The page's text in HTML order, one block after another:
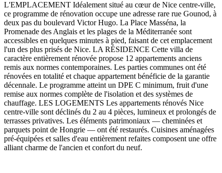
L'EMPLACEMENT Idéalement situé au cœur de Nice centre-ville,
ce programme de rénovation occupe une adresse rare rue Gounod, à
deux pas du boulevard Victor Hugo. La Place Masséna, la
Promenade des Anglais et les plages de la Méditerranée sont
accessibles en quelques minutes à pied, faisant de cet emplacement
l'un des plus prisés de Nice. LA RÉSIDENCE Cette villa de
caractère entièrement rénovée propose 12 appartements anciens
remis aux normes contemporaines. Les parties communes ont été
rénovées en totalité et chaque appartement bénéficie de la garantie
décennale. Le programme atteint un DPE C minimum, fruit d'une
remise aux normes complète de l'isolation et des systèmes de
chauffage. LES LOGEMENTS Les appartements rénovés Nice
centre-ville sont déclinés du 2 au 4 pièces, lumineux et prolongés de
terrasses privatives. Les éléments patrimoniaux — cheminées et
parquets point de Hongrie — ont été restaurés. Cuisines aménagées
pré-équipées et salles d'eau entièrement refaites composent une offre
alliant charme de l'ancien et confort du neuf.